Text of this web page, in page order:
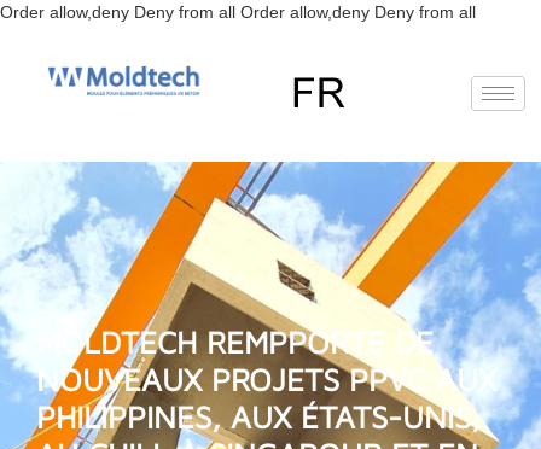
Order allow,deny Deny from all Order allow,deny Deny from allAller
RU
MOLDTECH REMPPORTE DE
NOUVEAUX PROJETS PPVC AUX
PHILIPPINES, AUX ÉTATS-UNIS,